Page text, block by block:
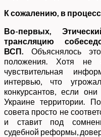
К сожалению, в
Во-первых,
трансляцию
ВСП.
Объяснялось
положения. Хотя не
чувствительная
интервью, что
конкурсантов, если
Украине территории.
совета просто не
и ставит под
судебной реформы,